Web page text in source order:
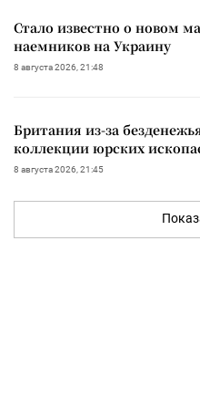
Стало известно о новом
наемников на Украину
8 августа 2026, 21:48
Британия из-за
коллекции юрских
8 августа 2026, 21:45